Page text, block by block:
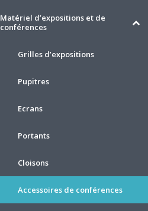
Matériel d’expositions et de
conférences
Grilles d’expositions
Pupitres
Ecrans
Portants
Cloisons
Accessoires de conférences